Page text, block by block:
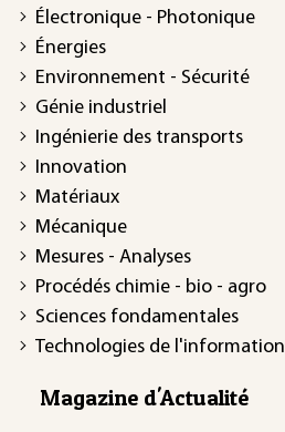
Électronique - Photonique
Énergies
Environnement - Sécurité
Génie industriel
Ingénierie des transports
Innovation
Matériaux
Mécanique
Mesures - Analyses
Procédés chimie - bio - agro
Sciences fondamentales
Technologies de l'information
Magazine d'Actualité